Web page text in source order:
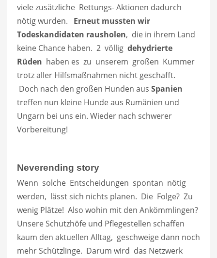
viele zusätzliche Rettungs- Aktionen dadurch
nötig wurden. Erneut mussten wir
Todeskandidaten rausholen, die in ihrem Land
keine Chance haben. 2 völlig dehydrierte
Rüden haben es zu unserem großen Kummer
trotz aller Hilfsmaßnahmen nicht geschafft.
Doch nach den großen Hunden aus Spanien
treffen nun kleine Hunde aus Rumänien und
Ungarn bei uns ein. Wieder nach schwerer
Vorbereitung!
Neverending story
Wenn solche Entscheidungen spontan nötig
werden, lässt sich nichts planen. Die Folge? Zu
wenig Plätze! Also wohin mit den Ankömmlingen?
Unsere Schutzhöfe und Pflegestellen schaffen
kaum den aktuellen Alltag, geschweige dann noch
mehr Schützlinge. Darum wird das Netzwerk